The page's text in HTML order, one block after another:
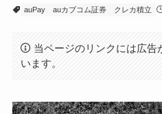
auPay auカブコム証券 クレカ積立
当ページのリンクには広
います。